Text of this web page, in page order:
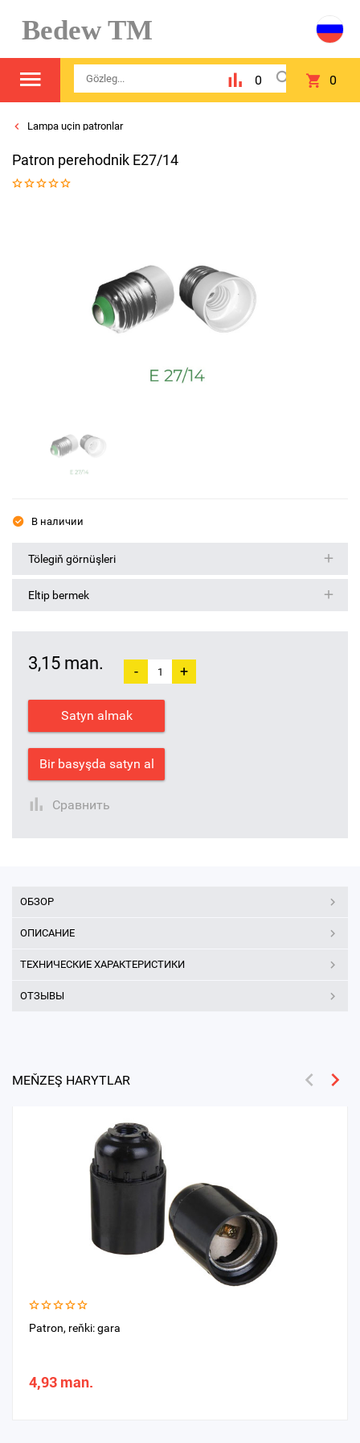
Bedew TM
0 0
Lampa uçin patronlar
Patron perehodnik E27/14
В наличии
Tölegiň görnüşleri
Eltip bermek
3,15 man. - +
Satyn almak
Bir basyşda satyn al
Сравнить
ОБЗОР
ОПИСАНИЕ
ТЕХНИЧЕСКИЕ ХАРАКТЕРИСТИКИ
ОТЗЫВЫ
MEŇZEŞ HARYTLAR
Patron, reňki: gara
4,93 man.